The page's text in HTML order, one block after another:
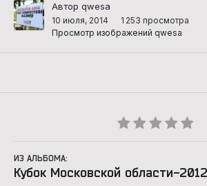
Автор qwesa
10 июля, 2014
1 253 просмотра
Просмотр изображений qwesa
ИЗ АЛЬБОМА:
Кубок Московской области-2012